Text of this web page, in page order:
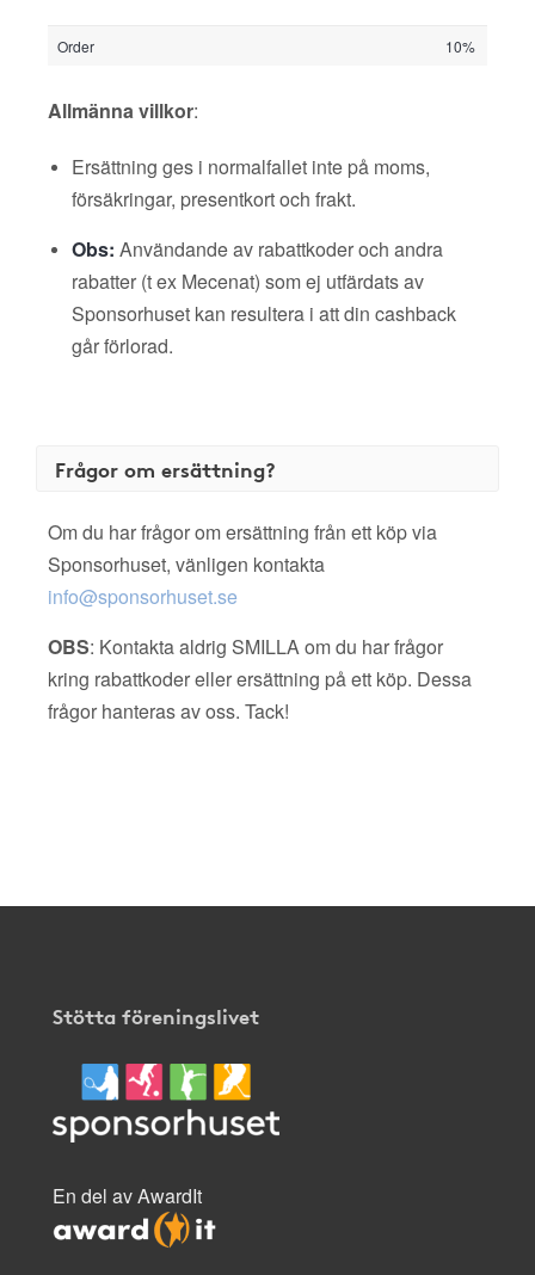
Order 10%
Allmänna villkor:
Ersättning ges i normalfallet inte på moms,
försäkringar, presentkort och frakt.
Obs: Användande av rabattkoder och andra
rabatter (t ex Mecenat) som ej utfärdats av
Sponsorhuset kan resultera i att din cashback
går förlorad.
Frågor om ersättning?
Om du har frågor om ersättning från ett köp via
Sponsorhuset, vänligen kontakta
info@sponsorhuset.se
OBS: Kontakta aldrig SMILLA om du har frågor
kring rabattkoder eller ersättning på ett köp. Dessa
frågor hanteras av oss. Tack!
Stötta föreningslivet
En del av AwardIt